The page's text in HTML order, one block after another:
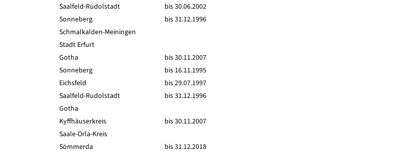
Saalfeld-Rudolstadt
bis 30.06.2002
Sonneberg
bis 31.12.1996
Schmalkalden-Meiningen
Stadt Erfurt
Gotha
bis 30.11.2007
Sonneberg
bis 16.11.1995
Eichsfeld
bis 29.07.1997
Saalfeld-Rudolstadt
bis 31.12.1996
Gotha
Kyffhäuserkreis
bis 30.11.2007
Saale-Orla-Kreis
Sömmerda
bis 31.12.2018